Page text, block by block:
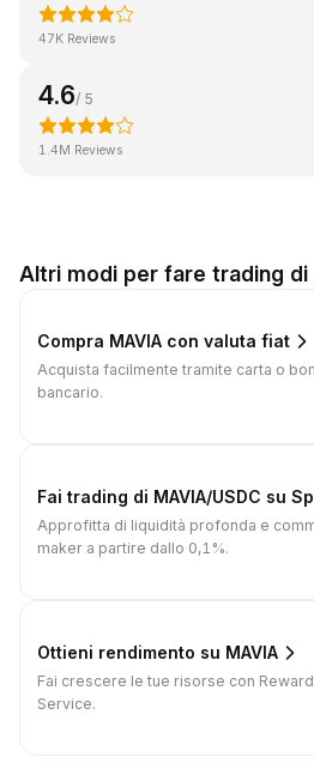
47K Reviews
4.6/ 5
1.4M Reviews
Altri modi per fare trading di
Compra MAVIA con valuta fiat
Acquista facilmente tramite carta o
bancario.
Fai trading di MAVIA/USDC su
Approfitta di liquidità profonda e
maker a partire dallo 0,1%.
Ottieni rendimento su MAVIA
Fai crescere le tue risorse con
Service.